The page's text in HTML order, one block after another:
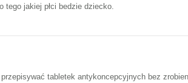
jakiej płci bedzie dziecko.
tabletek antykoncepcyjnych bez